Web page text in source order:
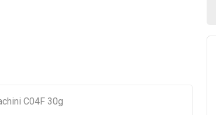
C04F 30g